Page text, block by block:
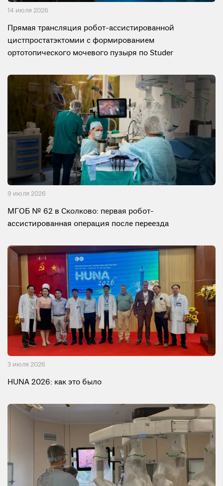
14 июля 2026
Прямая трансляция робот-ассистированной
цистпростатэктомии с формированием
ортотопического мочевого пузыря по Studer
9 июля 2026
МГОБ № 62 в Сколково: первая робот-
ассистированная операция после переезда
3 июля 2026
HUNA 2026: как это было